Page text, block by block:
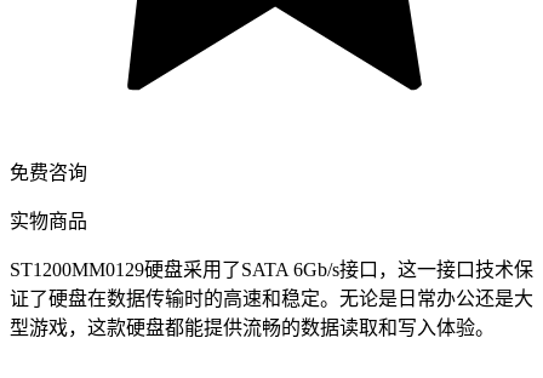
免费咨询
实物商品
ST1200MM0129硬盘采用了SATA 6Gb/s接口，这一接口技术保
证了硬盘在数据传输时的高速和稳定。无论是日常办公还是大
型游戏，这款硬盘都能提供流畅的数据读取和写入体验。